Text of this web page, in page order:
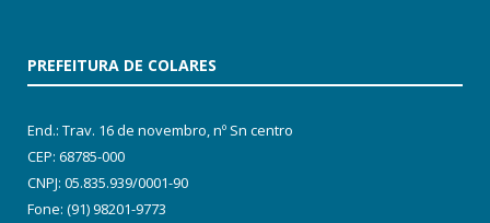
PREFEITURA DE COLARES
End.: Trav. 16 de novembro, nº Sn centro
CEP: 68785-000
CNPJ: 05.835.939/0001-90
Fone: (91) 98201-9773